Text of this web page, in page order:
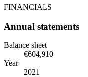
FINANCIALS
Annual statements
Balance sheet
€604,910
Year
2021